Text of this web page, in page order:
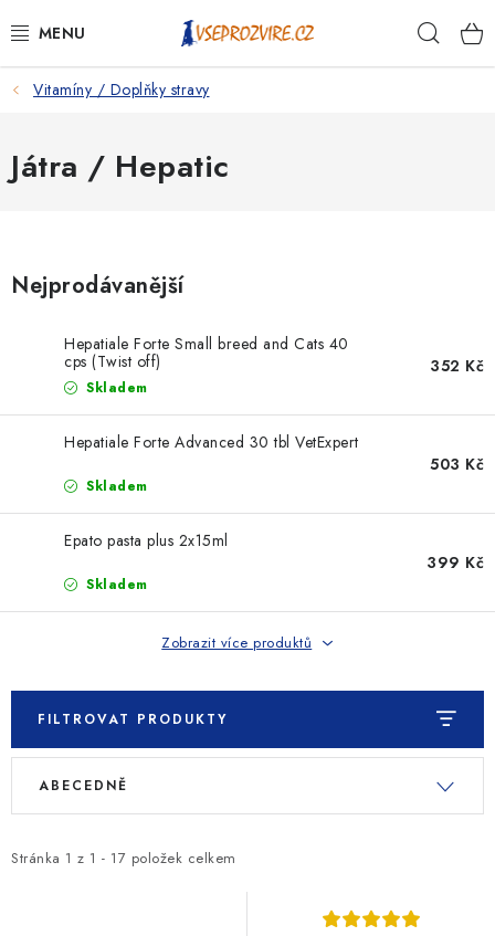
na
PSI
KOČKY
NA NEMOCI
KRÁLÍCI/HLODAVCI/PTÁCI
SLEVY
ZNAČKY
Ceník dopravy Kontakty
Obchodní podmínky
Podmínky ochrany osobních údajů
Vitamíny / Doplňky stravy
Játra / Hepatic
Nejprodávanější
Hepatiale Forte Small breed and Cats 40
cps (Twist off)
Skladem
352 Kč
Hepatiale Forte Advanced 30 tbl VetExpert
Skladem
503 Kč
Epato pasta plus 2x15ml
Skladem
399 Kč
Zobrazit více produktů
FILTROVAT PRODUKTY
V
i
Stránka 1 z 1 - 17 položek celkem
Ř
e
ABECEDNĚ